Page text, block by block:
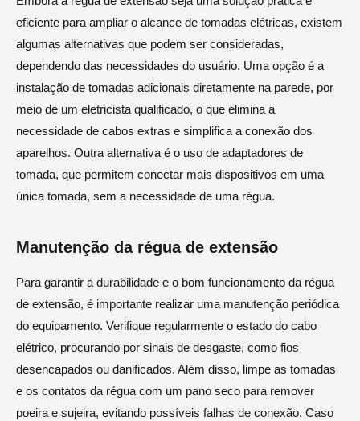
eficiente para ampliar o alcance de tomadas elétricas, existem
algumas alternativas que podem ser consideradas,
dependendo das necessidades do usuário. Uma opção é a
instalação de tomadas adicionais diretamente na parede, por
meio de um eletricista qualificado, o que elimina a
necessidade de cabos extras e simplifica a conexão dos
aparelhos. Outra alternativa é o uso de adaptadores de
tomada, que permitem conectar mais dispositivos em uma
única tomada, sem a necessidade de uma régua.
Manutenção da régua de extensão
Para garantir a durabilidade e o bom funcionamento da régua
de extensão, é importante realizar uma manutenção periódica
do equipamento. Verifique regularmente o estado do cabo
elétrico, procurando por sinais de desgaste, como fios
desencapados ou danificados. Além disso, limpe as tomadas
e os contatos da régua com um pano seco para remover
poeira e sujeira, evitando possíveis falhas de conexão. Caso